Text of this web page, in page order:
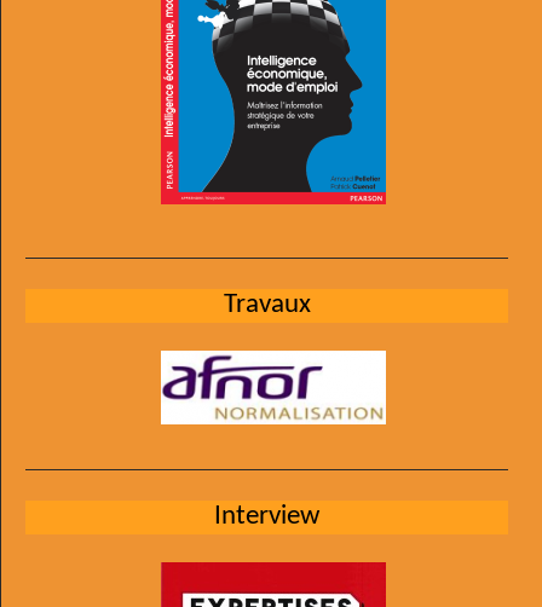
Travaux
Interview